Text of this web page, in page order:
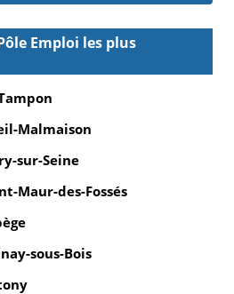
Emploi les plus
Malmaison
sur-Seine
Maur-des-Fossés
sous-Bois